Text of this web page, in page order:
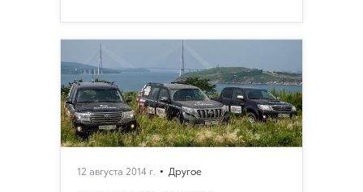
12 августа 2014 г. Другое